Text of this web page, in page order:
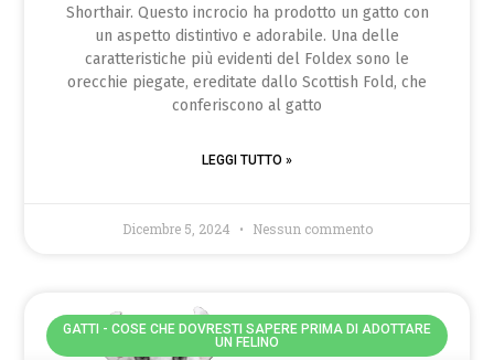
Shorthair. Questo incrocio ha prodotto un gatto con
un aspetto distintivo e adorabile. Una delle
caratteristiche più evidenti del Foldex sono le
orecchie piegate, ereditate dallo Scottish Fold, che
conferiscono al gatto
LEGGI TUTTO »
Dicembre 5, 2024 Nessun commento
GATTI - COSE CHE DOVRESTI SAPERE PRIMA DI ADOTTARE
UN FELINO